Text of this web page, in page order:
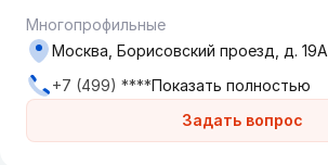
Многопрофильные
Задать вопрос
Москва, Борисовский проезд, д. 19А
+7 (499) ****Показать полностью